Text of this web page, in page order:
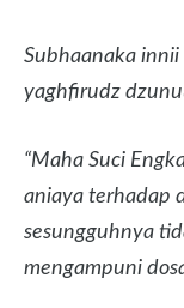
Subhaanaka
yaghfirudz
“Maha Suci
aniaya terhadap
sesungguhnya
mengampuni